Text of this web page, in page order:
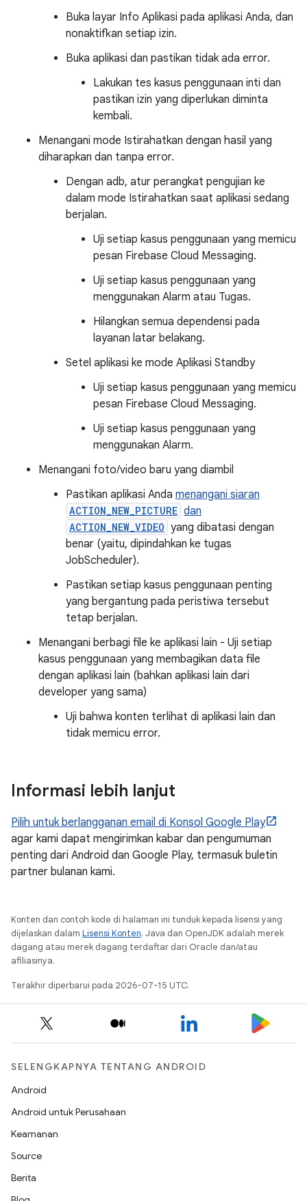
Buka layar Info Aplikasi pada aplikasi Anda, dan
nonaktifkan setiap izin.
Buka aplikasi dan pastikan tidak ada error.
Lakukan tes kasus penggunaan inti dan
pastikan izin yang diperlukan diminta
kembali.
Menangani mode Istirahatkan dengan hasil yang
diharapkan dan tanpa error.
Dengan adb, atur perangkat pengujian ke
dalam mode Istirahatkan saat aplikasi sedang
berjalan.
Uji setiap kasus penggunaan yang memicu
pesan Firebase Cloud Messaging.
Uji setiap kasus penggunaan yang
menggunakan Alarm atau Tugas.
Hilangkan semua dependensi pada
layanan latar belakang.
Setel aplikasi ke mode Aplikasi Standby
Uji setiap kasus penggunaan yang memicu
pesan Firebase Cloud Messaging.
Uji setiap kasus penggunaan yang
menggunakan Alarm.
Menangani foto/video baru yang diambil
Pastikan aplikasi Anda menangani siaran
ACTION_NEW_PICTURE dan
ACTION_NEW_VIDEO yang dibatasi dengan
benar (yaitu, dipindahkan ke tugas
JobScheduler).
Pastikan setiap kasus penggunaan penting
yang bergantung pada peristiwa tersebut
tetap berjalan.
Menangani berbagi file ke aplikasi lain - Uji setiap
kasus penggunaan yang membagikan data file
dengan aplikasi lain (bahkan aplikasi lain dari
developer yang sama)
Uji bahwa konten terlihat di aplikasi lain dan
tidak memicu error.
Informasi lebih lanjut
Pilih untuk berlangganan email di Konsol Google Play
agar kami dapat mengirimkan kabar dan pengumuman
penting dari Android dan Google Play, termasuk buletin
partner bulanan kami.
Konten dan contoh kode di halaman ini tunduk kepada lisensi yang
dijelaskan dalam Lisensi Konten. Java dan OpenJDK adalah merek
dagang atau merek dagang terdaftar dari Oracle dan/atau
afiliasinya.
Terakhir diperbarui pada 2026-07-15 UTC.
SELENGKAPNYA TENTANG ANDROID
Android
Android untuk Perusahaan
Keamanan
Source
Berita